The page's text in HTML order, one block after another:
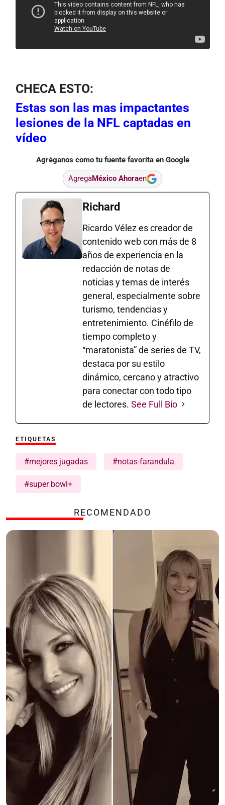
CHECA ESTO:
Estas son las mas impactantes
lesiones de la NFL captadas en
vídeo
Agréganos como tu fuente favorita en Google
AgregaMéxico Ahoraen
Richard
Ricardo Vélez es creador de
contenido web con más de 8
años de experiencia en la
redacción de notas de
noticias y temas de interés
general, especialmente sobre
turismo, tendencias y
entretenimiento. Cinéfilo de
tiempo completo y
“maratonista” de series de TV,
destaca por su estilo
dinámico, cercano y atractivo
para conectar con todo tipo
de lectores. See Full Bio
ETIQUETAS
#mejores jugadas #notas-farandula
#super bowl+
RECOMENDADO